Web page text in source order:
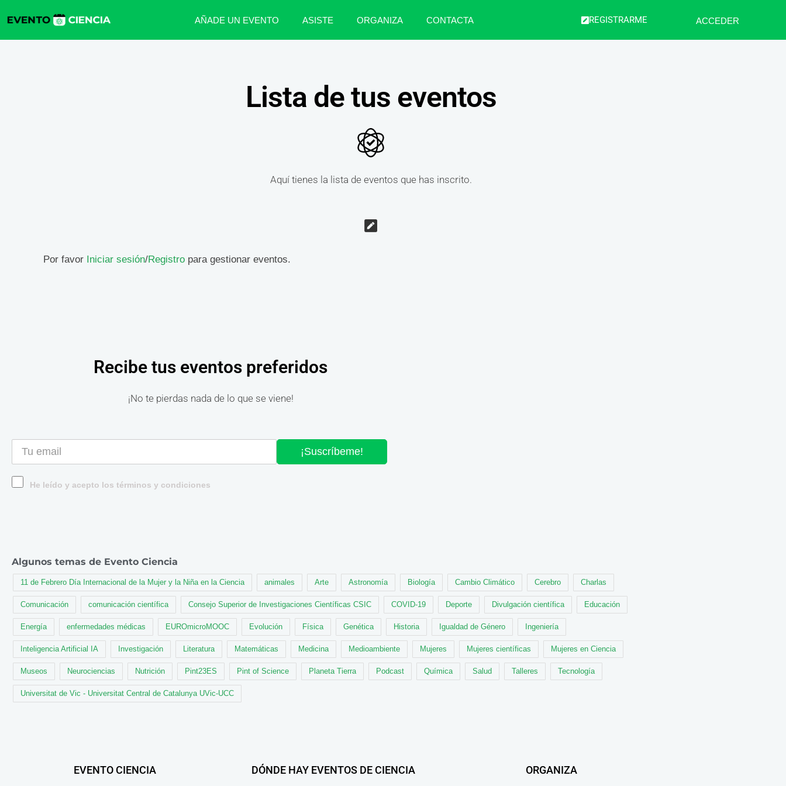
AÑADE UN EVENTO ASISTE ORGANIZA CONTACTA REGISTRARME ACCEDER
Lista de tus eventos
Aquí tienes la lista de eventos que has inscrito.
Por favor Iniciar sesión/Registro para gestionar eventos.
Recibe tus eventos preferidos
¡No te pierdas nada de lo que se viene!
¡Suscríbeme!
He leído y acepto los términos y condiciones
Algunos temas de Evento Ciencia
11 de Febrero Día Internacional de la Mujer y la Niña en la Ciencia animales Arte Astronomía Biología Cambio Climático Cerebro Charlas
Comunicación comunicación científica Consejo Superior de Investigaciones Científicas CSIC COVID-19 Deporte Divulgación científica Educación
Energía enfermedades médicas EUROmicroMOOC Evolución Física Genética Historia Igualdad de Género Ingeniería
Inteligencia Artificial IA Investigación Literatura Matemáticas Medicina Medioambiente Mujeres Mujeres científicas Mujeres en Ciencia
Museos Neurociencias Nutrición Pint23ES Pint of Science Planeta Tierra Podcast Química Salud Talleres Tecnología
Universitat de Vic - Universitat Central de Catalunya UVic-UCC
EVENTO CIENCIA DÓNDE HAY EVENTOS DE CIENCIA ORGANIZA